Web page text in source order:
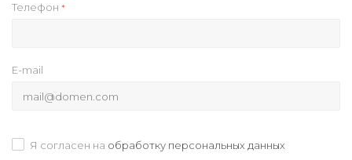
Телефон *
E-mail
Я согласен на обработку персональных данных